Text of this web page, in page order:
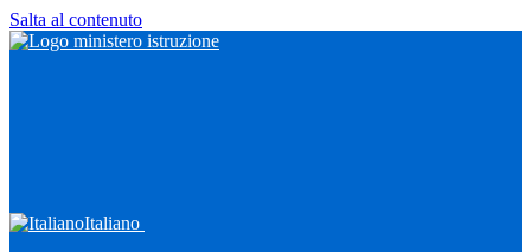
Salta al contenuto
Italiano